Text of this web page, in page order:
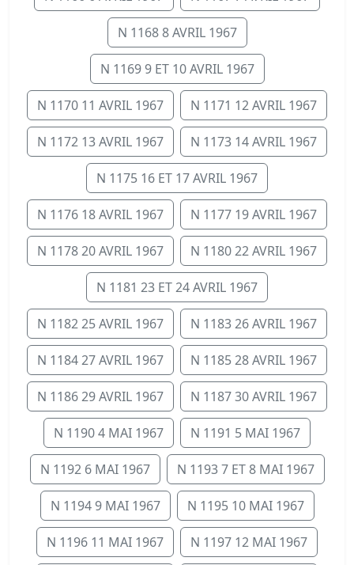
N 1168 8 AVRIL 1967
N 1169 9 ET 10 AVRIL 1967
N 1170 11 AVRIL 1967 N 1171 12 AVRIL 1967
N 1172 13 AVRIL 1967 N 1173 14 AVRIL 1967
N 1175 16 ET 17 AVRIL 1967
N 1176 18 AVRIL 1967 N 1177 19 AVRIL 1967
N 1178 20 AVRIL 1967 N 1180 22 AVRIL 1967
N 1181 23 ET 24 AVRIL 1967
N 1182 25 AVRIL 1967 N 1183 26 AVRIL 1967
N 1184 27 AVRIL 1967 N 1185 28 AVRIL 1967
N 1186 29 AVRIL 1967 N 1187 30 AVRIL 1967
N 1190 4 MAI 1967 N 1191 5 MAI 1967
N 1192 6 MAI 1967 N 1193 7 ET 8 MAI 1967
N 1194 9 MAI 1967 N 1195 10 MAI 1967
N 1196 11 MAI 1967 N 1197 12 MAI 1967